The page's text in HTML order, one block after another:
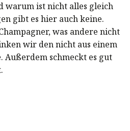
warum ist nicht alles gleich
gibt es hier auch keine.
was andere nicht
wir den nicht aus einem
Außerdem schmeckt es gut